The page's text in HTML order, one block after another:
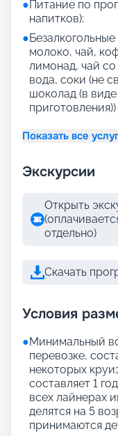
●Питание по
напитков);
●
молоко, чай,
лимонад, чай
вода, соки (не
шоколад (в
приготовления))
Показать все
Экскурсии
Открыть
отдельно)
Скачать
Условия
●Минимальный
перевозке,
некоторых
составляет 1
всех лайнерах
делятся на 5
принимаются